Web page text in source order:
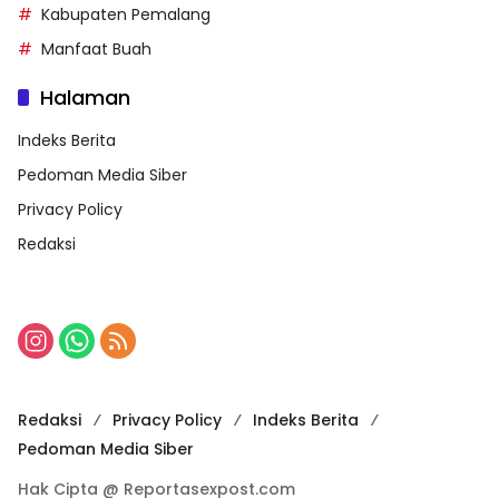
Kabupaten Pemalang
Manfaat Buah
Halaman
Indeks Berita
Pedoman Media Siber
Privacy Policy
Redaksi
Redaksi Privacy Policy
Indeks Berita
Pedoman Media Siber
Hak Cipta @ Reportasexpost.com